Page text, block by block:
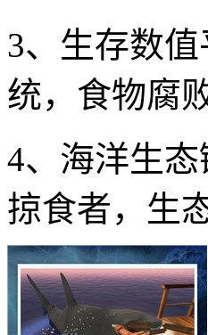
3、生存数
统，食物腐
4、海洋生
掠食者，生